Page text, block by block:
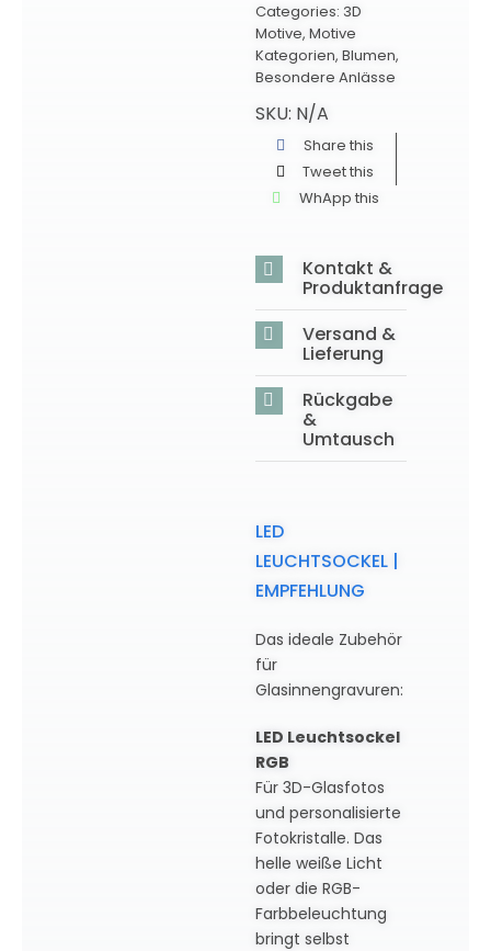
Categories: 3D
Motive, Motive
Kategorien, Blumen,
Besondere Anlässe
SKU: N/A
Share this
Tweet this
WhApp this
Kontakt &
Produktanfrage
Versand &
Lieferung
Rückgabe
&
Umtausch
LED
LEUCHTSOCKEL |
EMPFEHLUNG
Das ideale Zubehör
für
Glasinnengravuren:
LED Leuchtsockel
RGB
Für 3D-Glasfotos
und personalisierte
Fotokristalle. Das
helle weiße Licht
oder die RGB-
Farbbeleuchtung
bringt selbst